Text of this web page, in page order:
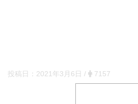
投稿日： 2021年3月6日 / 7157